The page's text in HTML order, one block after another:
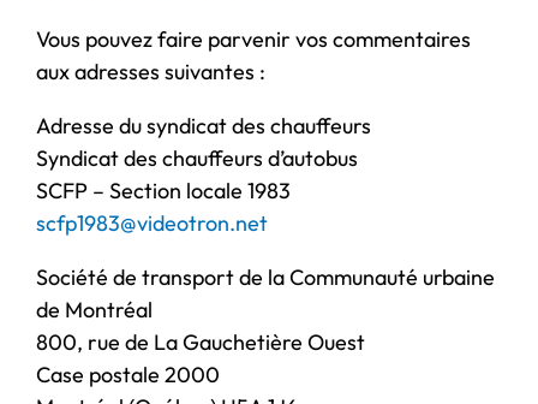
Vous pouvez faire parvenir vos commentaires
aux adresses suivantes :
Adresse du syndicat des chauffeurs
Syndicat des chauffeurs d’autobus
SCFP – Section locale 1983
scfp1983@videotron.net
Société de transport de la Communauté urbaine
de Montréal
800, rue de La Gauchetière Ouest
Case postale 2000